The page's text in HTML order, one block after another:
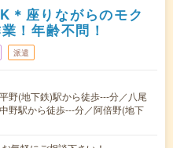
＊座りながらのモク
！年齢不問！
派遣
野(地下鉄)駅から徒歩---分／八尾
野駅から徒歩---分／阿倍野(地下